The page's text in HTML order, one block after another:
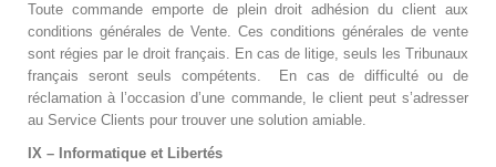
Toute commande emporte de plein droit adhésion du client aux
conditions générales de Vente. Ces conditions générales de vente
sont régies par le droit français. En cas de litige, seuls les Tribunaux
français seront seuls compétents. En cas de difficulté ou de
réclamation à l’occasion d’une commande, le client peut s’adresser
au Service Clients pour trouver une solution amiable.
IX – Informatique et Libertés